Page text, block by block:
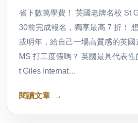
省下數萬學費！ 英國老牌名校 St
30前完成報名，獨享最高 7 折！
或明年，給自己一場高質感的英國
MS 打工度假嗎？ 英國最具代表
t Giles Internat…
閱讀文章